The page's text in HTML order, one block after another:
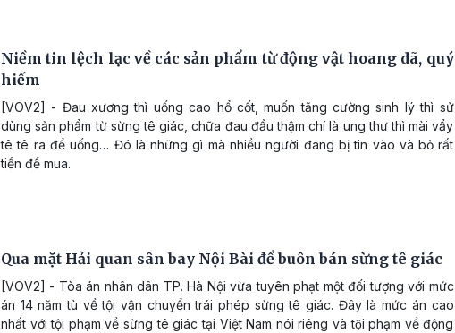
Niềm tin lệch lạc về các sản phẩm từ động vật hoang dã, quý
hiếm
[VOV2] - Đau xương thì uống cao hổ cốt, muốn tăng cường sinh lý thì sử
dùng sản phẩm từ sừng tê giác, chữa đau đầu thậm chí là ung thư thì mài vẩy
tê tê ra để uống… Đó là những gì mà nhiều người đang bị tin vào và bỏ rất
tiền để mua.
Qua mặt Hải quan sân bay Nội Bài để buôn bán sừng tê giác
[VOV2] - Tòa án nhân dân TP. Hà Nội vừa tuyên phạt một đối tượng với mức
án 14 năm tù về tội vận chuyển trái phép sừng tê giác. Đây là mức án cao
nhất với tội phạm về sừng tê giác tại Việt Nam nói riêng và tội phạm về động